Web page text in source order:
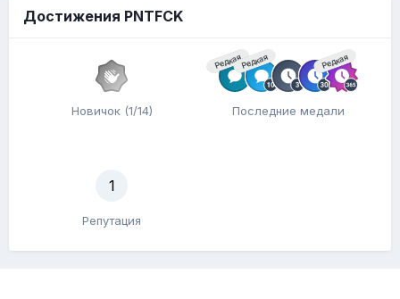
Достижения PNTFCK
Новичок (1/14)
РедкаяРедкая Редкая
Последние медали
1
Репутация